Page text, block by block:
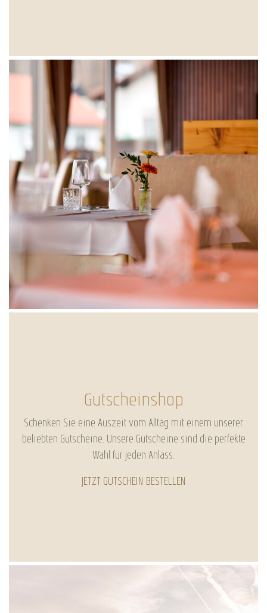
Gutscheinshop
Schenken Sie eine Auszeit vom Alltag mit einem unserer
beliebten Gutscheine. Unsere Gutscheine sind die perfekte
Wahl für jeden Anlass.
JETZT GUTSCHEIN BESTELLEN